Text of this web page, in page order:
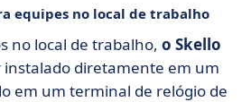
equipes no local de trabalho
no local de trabalho, o Skello
instalado diretamente em um
em um terminal de relógio de